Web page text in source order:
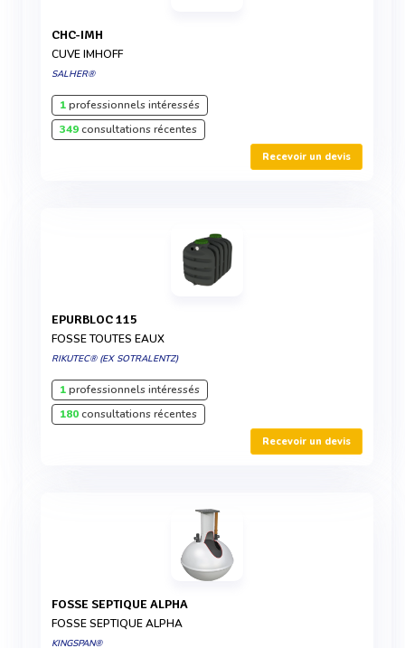
CHC-IMH
CUVE IMHOFF
SALHER®
1professionnels intéressés
349consultations récentes
Recevoir un devis
EPURBLOC 115
FOSSE TOUTES EAUX
RIKUTEC® (EX SOTRALENTZ)
1professionnels intéressés
180consultations récentes
Recevoir un devis
FOSSE SEPTIQUE ALPHA
FOSSE SEPTIQUE ALPHA
KINGSPAN®